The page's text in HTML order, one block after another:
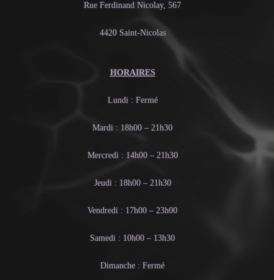
Rue Ferdinand Nicolay, 567
4420 Saint-Nicolas
HORAIRES
Lundi : Fermé
Mardi : 18h00 – 21h30
Mercredi : 14h00 – 21h30
Jeudi : 18h00 – 21h30
Vendredi : 17h00 – 23h00
Samedi : 10h00 – 13h30
Dimanche : Fermé